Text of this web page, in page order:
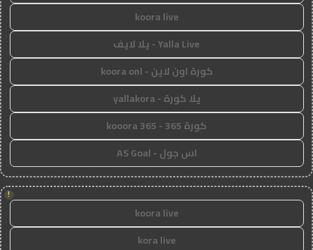
koora live
Yalla Live - يلا لايف
كورة اون لاين - koora onl
يلا كورة - yallakora
كورة 365 - kooora 365
اس جول - AS Goal
!
koora live
kora live